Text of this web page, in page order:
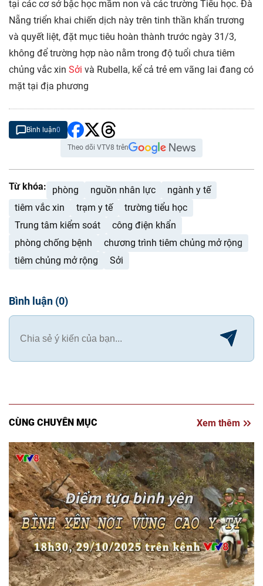
tại các cơ sở bậc học mầm non và các trường Tiểu học. Đà
Nẵng triển khai chiến dịch này trên tinh thần khẩn trương
và quyết liệt, đặt mục tiêu hoàn thành trước ngày 31/3,
không để trường hợp nào nằm trong độ tuổi chưa tiêm
chủng vắc xin Sởi và Rubella, kể cả trẻ em vãng lai đang có
mặt tại địa phương
Bình luận0
Theo dõi VTV8 trên
Từ khóa: phòng nguồn nhân lực
ngành y tế
tiêm vắc xin
trạm y tế
trường tiểu học
Trung tâm kiểm soát
công điện khẩn
phòng chống bệnh
chương trình tiêm chủng mở rộng
tiêm chủng mở rộng
Sởi
Bình luận (0)
CÙNG CHUYÊN MỤC Xem thêm